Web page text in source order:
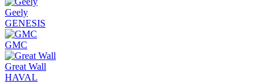
Geely
GENESIS
GMC
Great Wall
HAVAL